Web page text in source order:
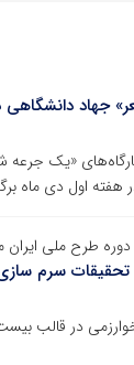
جهاد
«یک جرعه
هفته اول دی ماه
طرح ملی ایران
سرم سازی
در قالب